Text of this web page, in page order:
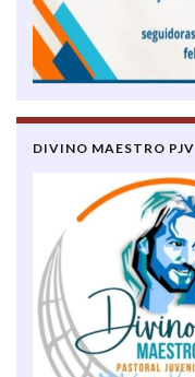
DIVINO MAESTRO PJV